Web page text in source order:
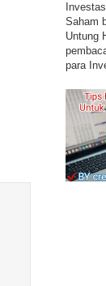
Saham
Untung
para